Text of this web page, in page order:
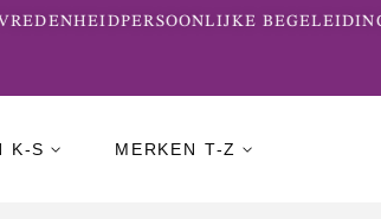
PERSOONLIJKE BEGELEIDING
K-S MERKEN T-Z